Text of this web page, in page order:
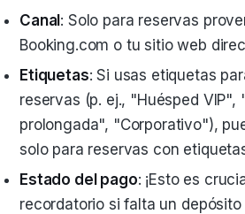
Canal: Solo para reservas
Booking.com o tu sitio web
Etiquetas: Si usas etiquetas
reservas (p. ej., "Huésped VIP",
prolongada", "Corporativo"),
solo para reservas con
Estado del pago: ¡Esto es
recordatorio si falta un